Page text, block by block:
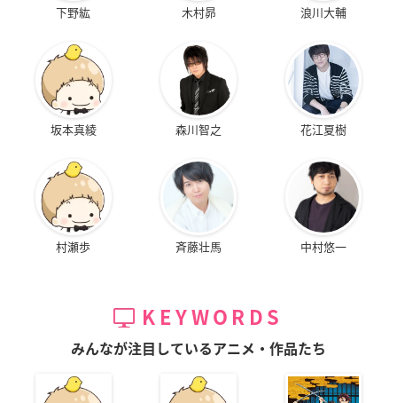
下野紘 木村昴 浪川大輔
坂本真綾 森川智之 花江夏樹
村瀬歩 斉藤壮馬 中村悠一
KEYWORDS
みんなが注目しているアニメ・作品たち